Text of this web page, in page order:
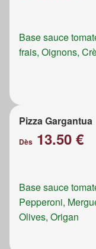
Base sauce
frais, Oignons,
Pizza Gargantua
Dès 13.50 €
Base sauce
Pepperoni,
Olives, Origan